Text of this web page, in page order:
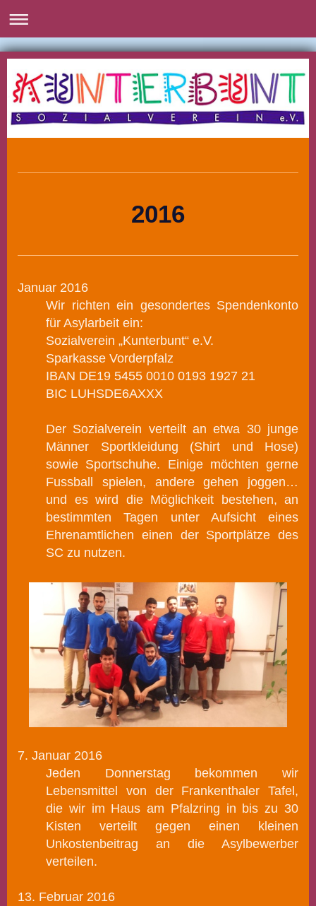
2016
Januar 2016
Wir richten ein gesondertes Spendenkonto
für Asylarbeit ein:
Sozialverein „Kunterbunt“ e.V.
Sparkasse Vorderpfalz
IBAN DE19 5455 0010 0193 1927 21
BIC LUHSDE6AXXX
Der Sozialverein verteilt an etwa 30 junge
Männer Sportkleidung (Shirt und Hose)
sowie Sportschuhe. Einige möchten gerne
Fussball spielen, andere gehen joggen…
und es wird die Möglichkeit bestehen, an
bestimmten Tagen unter Aufsicht eines
Ehrenamtlichen einen der Sportplätze des
SC zu nutzen.
7. Januar 2016
Jeden Donnerstag bekommen wir
Lebensmittel von der Frankenthaler Tafel,
die wir im Haus am Pfalzring in bis zu 30
Kisten verteilt gegen einen kleinen
Unkostenbeitrag an die Asylbewerber
verteilen.
13. Februar 2016